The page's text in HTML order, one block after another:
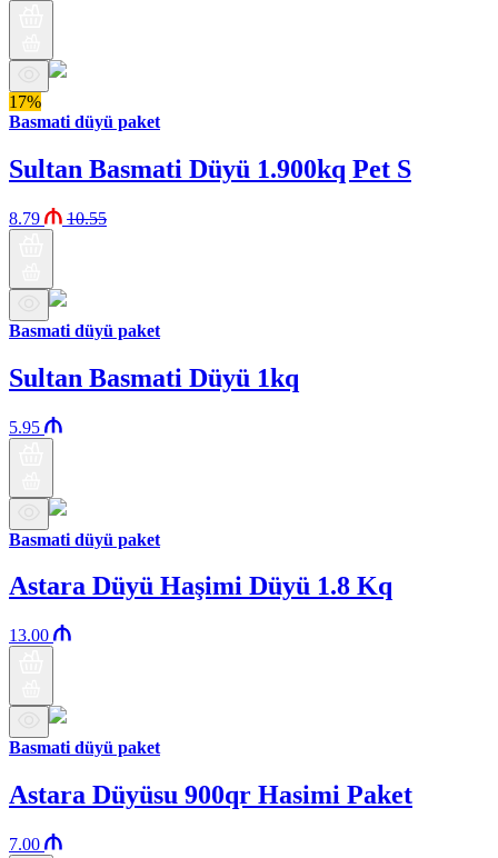
17%
Basmati düyü paket
Sultan Basmati Düyü 1.900kq Pet S
8.79 10.55
Basmati düyü paket
Sultan Basmati Düyü 1kq
5.95
Basmati düyü paket
Astara Düyü Haşimi Düyü 1.8 Kq
13.00
Basmati düyü paket
Astara Düyüsu 900qr Hasimi Paket
7.00